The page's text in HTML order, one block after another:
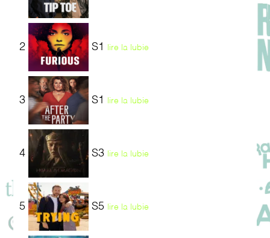
2 S1 lire la lubie
3 S1 lire la lubie
4 S3 lire la lubie
5 S5 lire la lubie